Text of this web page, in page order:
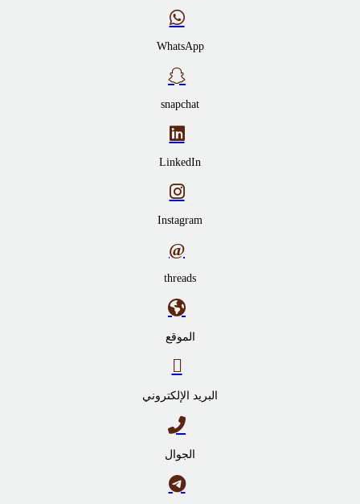
WhatsApp
snapchat
LinkedIn
Instagram
threads
الموقع
البريد الإلكتروني
الجوال